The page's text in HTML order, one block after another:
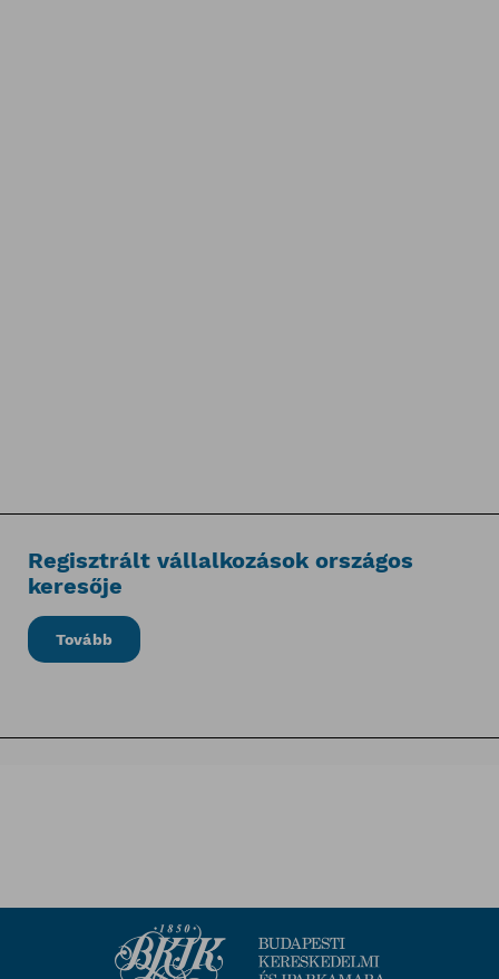
Regisztrált vállalkozások országos
keresője
Tovább